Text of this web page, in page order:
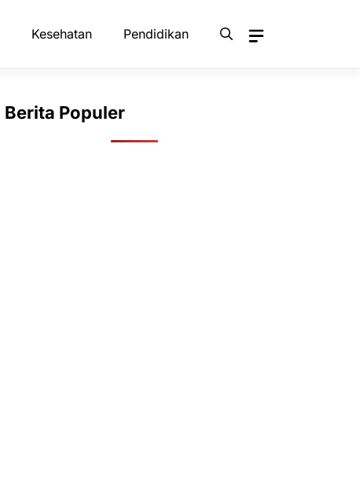
Kesehatan Pendidikan
Berita Populer